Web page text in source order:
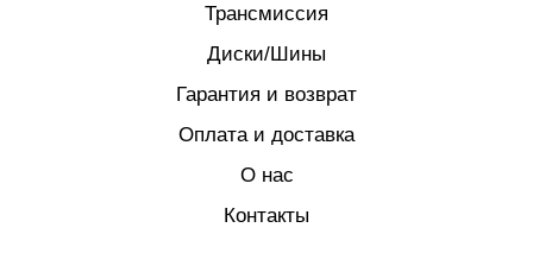
Трансмиссия
Диски/Шины
Гарантия и возврат
Оплата и доставка
О нас
Контакты